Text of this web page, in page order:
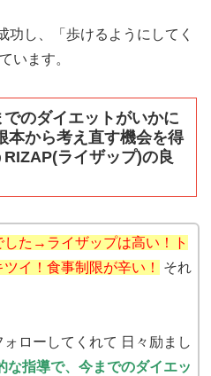
功し、「歩けるようにしてく
います。
でのダイエットがいかに
本から考え直す機会を得
ライザップ)の良
した→ライザップは高い！ト
イ！食事制限が辛い！
それ
ローしてくれて 日々励まし
な指導で、今までのダイエッ